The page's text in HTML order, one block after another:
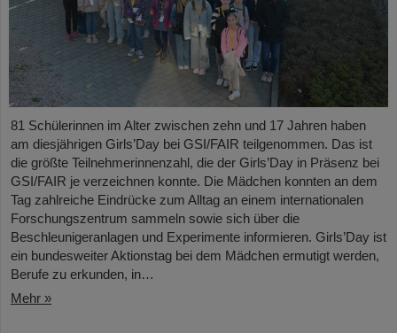
81 Schülerinnen im Alter zwischen zehn und 17 Jahren haben
am diesjährigen Girls’Day bei GSI/FAIR teilgenommen. Das ist
die größte Teilnehmerinnenzahl, die der Girls’Day in Präsenz bei
GSI/FAIR je verzeichnen konnte. Die Mädchen konnten an dem
Tag zahlreiche Eindrücke zum Alltag an einem internationalen
Forschungszentrum sammeln sowie sich über die
Beschleunigeranlagen und Experimente informieren. Girls’Day ist
ein bundesweiter Aktionstag bei dem Mädchen ermutigt werden,
Berufe zu erkunden, in…
Mehr »